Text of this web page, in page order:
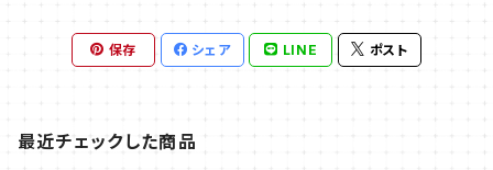
保存 シェア LINE ポスト
最近チェックした商品